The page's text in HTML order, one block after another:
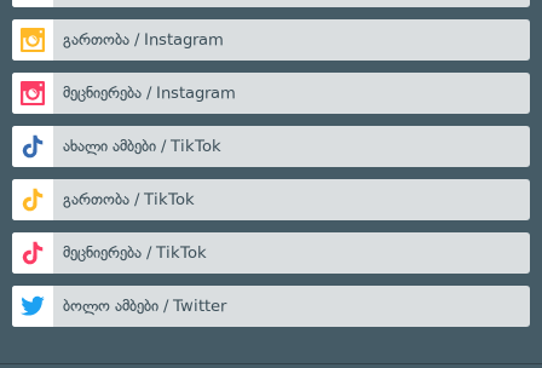
გართობა / Instagram
მეცნიერება / Instagram
ახალი ამბები / TikTok
გართობა / TikTok
მეცნიერება / TikTok
ბოლო ამბები / Twitter